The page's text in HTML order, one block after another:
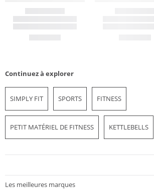
Continuez à explorer
SIMPLY FIT SPORTS FITNESS
PETIT MATÉRIEL DE FITNESS KETTLEBELLS
Les meilleures marques